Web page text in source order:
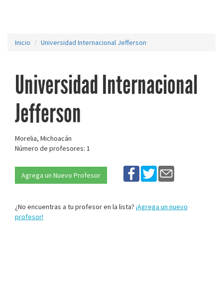
Inicio Universidad Internacional Jefferson
Universidad Internacional
Jefferson
Morelia, Michoacán
Número de profesores: 1
Agrega un Nuevo Profesor
¿No encuentras a tu profesor en la lista? ¡Agrega un nuevo
profesor!